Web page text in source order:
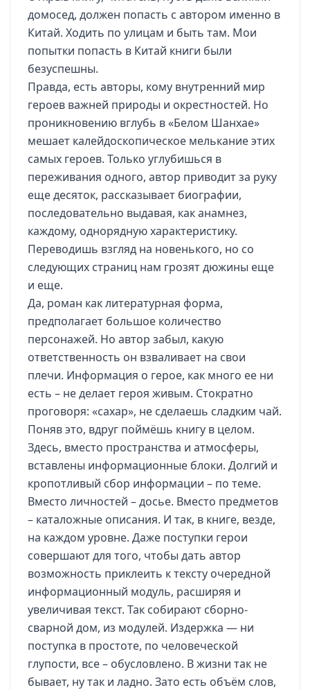
домосед, должен попасть с автором именно в
Китай. Ходить по улицам и быть там. Мои
попытки попасть в Китай книги были
безуспешны.
Правда, есть авторы, кому внутренний мир
героев важней природы и окрестностей. Но
проникновению вглубь в «Белом Шанхае»
мешает калейдоскопическое мелькание этих
самых героев. Только углубишься в
переживания одного, автор приводит за руку
еще десяток, рассказывает биографии,
последовательно выдавая, как анамнез,
каждому, однорядную характеристику.
Переводишь взгляд на новенького, но со
следующих страниц нам грозят дюжины еще
и еще.
Да, роман как литературная форма,
предполагает большое количество
персонажей. Но автор забыл, какую
ответственность он взваливает на свои
плечи. Информация о герое, как много ее ни
есть – не делает героя живым. Стократно
проговоря: «сахар», не сделаешь сладким чай.
Поняв это, вдруг поймёшь книгу в целом.
Здесь, вместо пространства и атмосферы,
вставлены информационные блоки. Долгий и
кропотливый сбор информации – по теме.
Вместо личностей – досье. Вместо предметов
– каталожные описания. И так, в книге, везде,
на каждом уровне. Даже поступки герои
совершают для того, чтобы дать автор
возможность приклеить к тексту очередной
информационный модуль, расширяя и
увеличивая текст. Так собирают сборно-
сварной дом, из модулей. Издержка — ни
поступка в простоте, по человеческой
глупости, все – обусловлено. В жизни так не
бывает, ну так и ладно. Зато есть объём слов,